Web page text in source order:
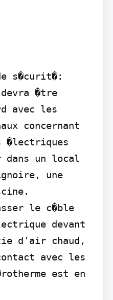
s�curit�:
�tre
avec les
concernant
un local
une
le c�ble
devant
d'air chaud,
avec les
est en